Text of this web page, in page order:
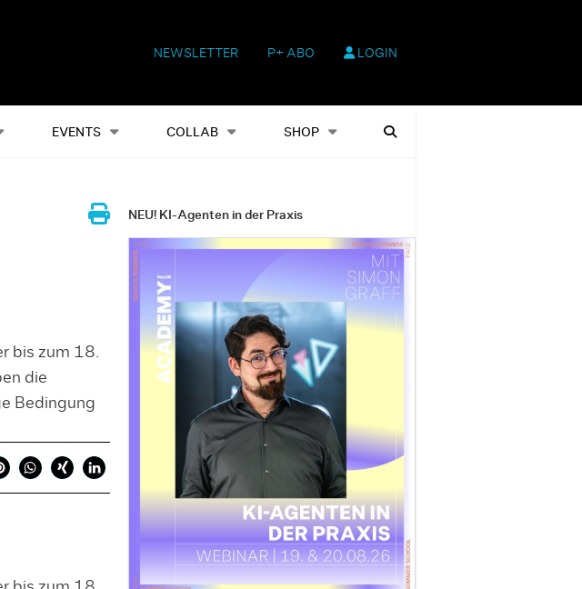
NEWSLETTER P+ ABO LOGIN
EVENTS COLLAB SHOP
Alles Events Shop Heftausgaben Suchen
bis zum 18.
die
Bedingung
NEU! KI-Agenten in der Praxis